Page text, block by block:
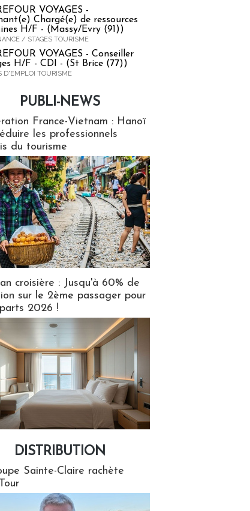
VOYAGES -
Chargé(e) de ressources
H/F - (Massy/Evry (91))
/ STAGES TOURISME
VOYAGES - Conseiller
H/F - CDI - (St Brice (77))
D'EMPLOI TOURISME
PUBLI-NEWS
France-Vietnam : Hanoï
les professionnels
du tourisme
croisière : Jusqu'à 60% de
sur le 2ème passager pour
2026 !
DISTRIBUTION
Sainte-Claire rachète